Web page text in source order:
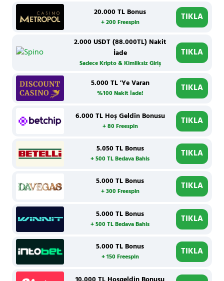
20.000 TL Bonus
+ 200 Freespin TIKLA
2.000 USDT (88.000TL) Nakit
İade
Sadece Kripto & Kimliksiz Giriş
TIKLA
5.000 TL 'Ye Varan
%100 Nakit İade! TIKLA
6.000 TL Hoş Geldin Bonusu
+ 80 Freespin TIKLA
5.050 TL Bonus
+ 500 TL Bedava Bahis TIKLA
5.000 TL Bonus
+ 300 Freespin TIKLA
5.000 TL Bonus
+ 500 TL Bedava Bahis TIKLA
5.000 TL Bonus
+ 150 Freespin TIKLA